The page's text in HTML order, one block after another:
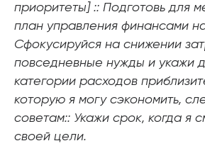
приоритеты] :: Подготовь для
план управления финансами
Сфокусируйся на снижении
повседневные нужды и укажи
категории расходов
которую я могу сэкономить,
советам:: Укажи срок, когда я
своей цели.